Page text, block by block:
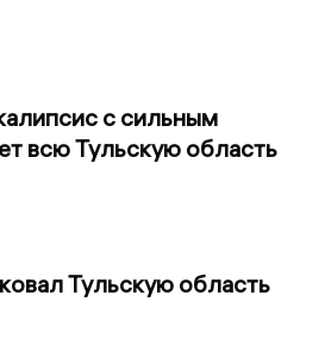
с сильным
всю Тульскую область
Тульскую область